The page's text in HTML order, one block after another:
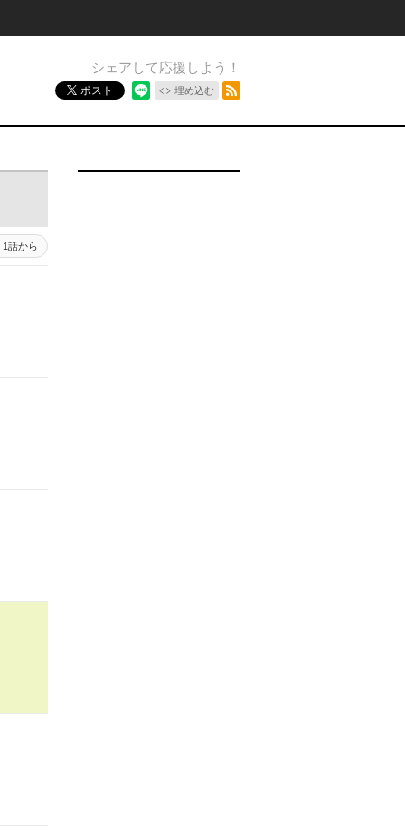
シェアして応援しよう！
ポスト 埋め込む
1話から